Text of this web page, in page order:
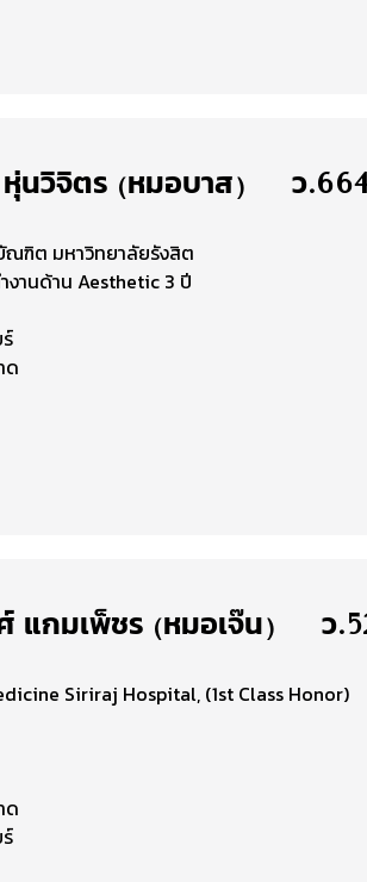
นวิจิตร (หมอบาส) | ว
ฑิต มหาวิทยาลัยรังสิต
งานด้าน Aesthetic 3 ปี
ด
แกมเพ็ชร (หมอเจ๊น) | ว
Siriraj Hospital, (1st Class Honor)
ด